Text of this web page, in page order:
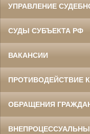
УПРАВЛЕНИЕ
СУДЫ СУБЪЕКТА РФ
ВАКАНСИИ
ПРОТИВОДЕЙСТВИЕ
ОБРАЩЕНИЯ